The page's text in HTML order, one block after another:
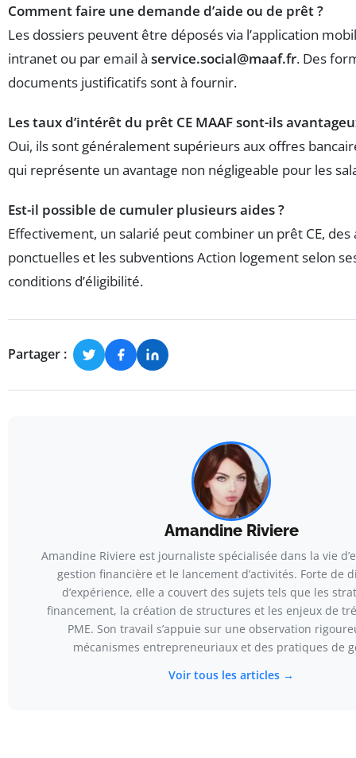
Comment faire une demande d’aide ou de prêt ?
Les dossiers peuvent être déposés via l’application
intranet ou par email à service.social@maaf.fr. Des
documents justificatifs sont à fournir.
Les taux d’intérêt du prêt CE MAAF sont-ils
Oui, ils sont généralement supérieurs aux offres
qui représente un avantage non négligeable pour les
Est-il possible de cumuler plusieurs aides ?
Effectivement, un salarié peut combiner un prêt CE, des
ponctuelles et les subventions Action logement selon
conditions d’éligibilité.
Partager :
Amandine Riviere
Amandine Riviere est journaliste spécialisée dans la vie
gestion financière et le lancement d’activités. Forte de
d’expérience, elle a couvert des sujets tels que les
financement, la création de structures et les enjeux de
PME. Son travail s’appuie sur une observation
mécanismes entrepreneuriaux et des pratiques de
Voir tous les articles →